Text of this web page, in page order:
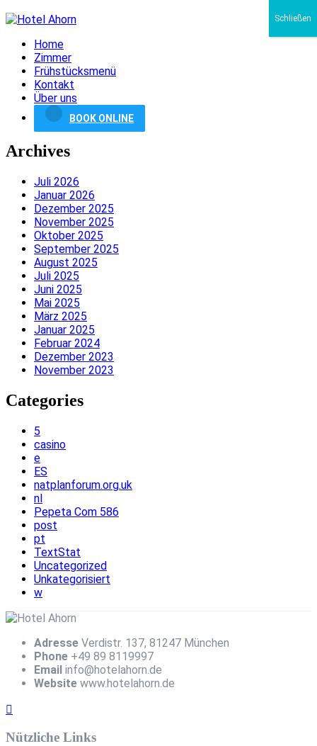
Home
Zimmer
Frühstücksmenü
Kontakt
Über uns
BOOK ONLINE
Archives
Juli 2026
Januar 2026
Dezember 2025
November 2025
Oktober 2025
September 2025
August 2025
Juli 2025
Juni 2025
Mai 2025
März 2025
Januar 2025
Februar 2024
Dezember 2023
November 2023
Categories
5
casino
e
ES
natplanforum.org.uk
nl
Pepeta Com 586
post
pt
TextStat
Uncategorized
Unkategorisiert
w
Adresse Verdistr. 137, 81247 München
Phone +49 89 8119997
Email info@hotelahorn.de
Website www.hotelahorn.de
Nützliche Links
Schließen